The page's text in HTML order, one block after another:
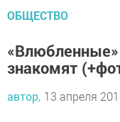
ОБЩЕСТВО
знакомят
автор, 13 апреля